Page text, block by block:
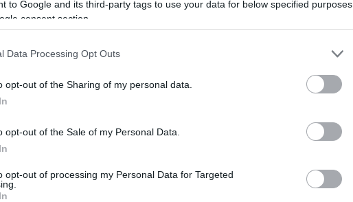
to Google and its third-party tags to use your data for below specified purposes
consent section.
Data Processing Opt Outs
opt-out of the Sharing of my personal data.
opt-out of the Sale of my Personal Data.
opt-out of processing my Personal Data for Targeted
ανέργους - Θέσεις εργασίας σε ιδιωτικό και
των νέων: «Πλέον είμαστε κάτω από τον